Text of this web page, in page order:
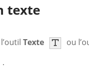
texte
Texte ou
.